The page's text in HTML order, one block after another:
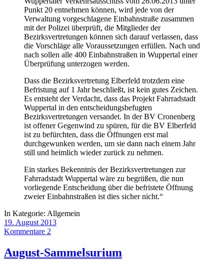
Punkt 20 entnehmen können, wird jede von der
Verwaltung vorgeschlagene Einbahnstraße zusammen
mit der Polizei überprüft, die Mitglieder der
Bezirksvertretungen können sich darauf verlassen, dass
die Vorschläge alle Voraussetzungen erfüllen. Nach und
nach sollen alle 400 Einbahnstraßen in Wuppertal einer
Überprüfung unterzogen werden.
Dass die Bezirksvertretung Elberfeld trotzdem eine
Befristung auf 1 Jahr beschließt, ist kein gutes Zeichen.
Es entsteht der Verdacht, dass das Projekt Fahrradstadt
Wuppertal in den entscheidungsbefugten
Bezirksvertretungen versandet. In der BV Cronenberg
ist offener Gegenwind zu spüren, für die BV Elberfeld
ist zu befürchten, dass die Öffnungen erst mal
durchgewunken werden, um sie dann nach einem Jahr
still und heimlich wieder zurück zu nehmen.
Ein starkes Bekenntnis der Bezirksvertretungen zur
Fahrradstadt Wuppertal wäre zu begrüßen, die nun
vorliegende Entscheidung über die befristete Öffnung
zweier Einbahnstraßen ist dies sicher nicht.“
In Kategorie: Allgemein
19. August 2013
Kommentare 2
August-Sammelsurium